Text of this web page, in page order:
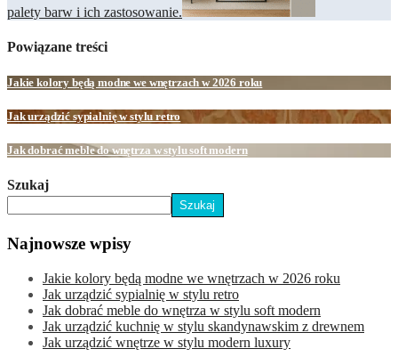
palety barw i ich zastosowanie.
Powiązane treści
Jakie kolory będą modne we wnętrzach w 2026 roku
Jak urządzić sypialnię w stylu retro
Jak dobrać meble do wnętrza w stylu soft modern
Szukaj
Szukaj
Najnowsze wpisy
Jakie kolory będą modne we wnętrzach w 2026 roku
Jak urządzić sypialnię w stylu retro
Jak dobrać meble do wnętrza w stylu soft modern
Jak urządzić kuchnię w stylu skandynawskim z drewnem
Jak urządzić wnętrze w stylu modern luxury